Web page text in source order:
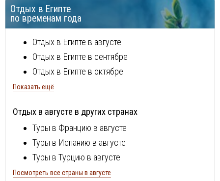
Эль Гуна
Отдых в Египте
по временам года
Отдых в Египте в августе
Отдых в Египте в сентябре
Отдых в Египте в октябре
Отдых в Египте в ноябре
Отдых в Египте в январе
Отдых в Египте в феврале
Отдых в Египте в марте
Отдых в Египте в апреле
Отдых в Египте в мае
Показать ещё
Отдых в августе в других странах
Туры в Францию в августе
Туры в Испанию в августе
Туры в Турцию в августе
Туры в Болгарию в августе
Посмотреть все страны в августе